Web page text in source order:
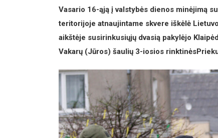
Vasario 16-ąją į valstybės dienos minėjimą
teritorijoje atnaujintame skvere iškėlė
aikštėje susirinkusiųjų dvasią pakylėjo
Vakarų (Jūros) šaulių 3-iosios